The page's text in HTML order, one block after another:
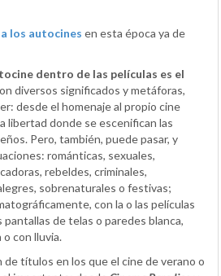
los autocines en esta época ya de
dentro de las películas es el
diversos significados y metáforas,
desde el homenaje al propio cine
libertad donde se escenifican las
Pero, también, puede pasar, y
románticas, sexuales,
rebeldes, criminales,
sobrenaturales o festivas;
con la o las películas
de telas o paredes blanca,
con lluvia.
títulos en los que el cine de verano o